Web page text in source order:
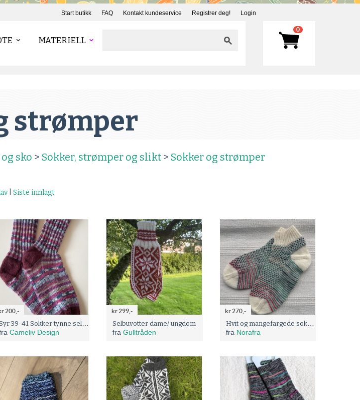
Start butikk FAQ Kontakt kundeservice Registrer deg! Login
MATERIELL
0
strømper
sko > Sokker, strømper og slikt > Sokker og strømper
| Siste innlagt
200,-
Cameliv Design
kr 299,-
Selbuvotter dame/ ungdom
fra Gulltråden
kr 270,-
fra Norafra